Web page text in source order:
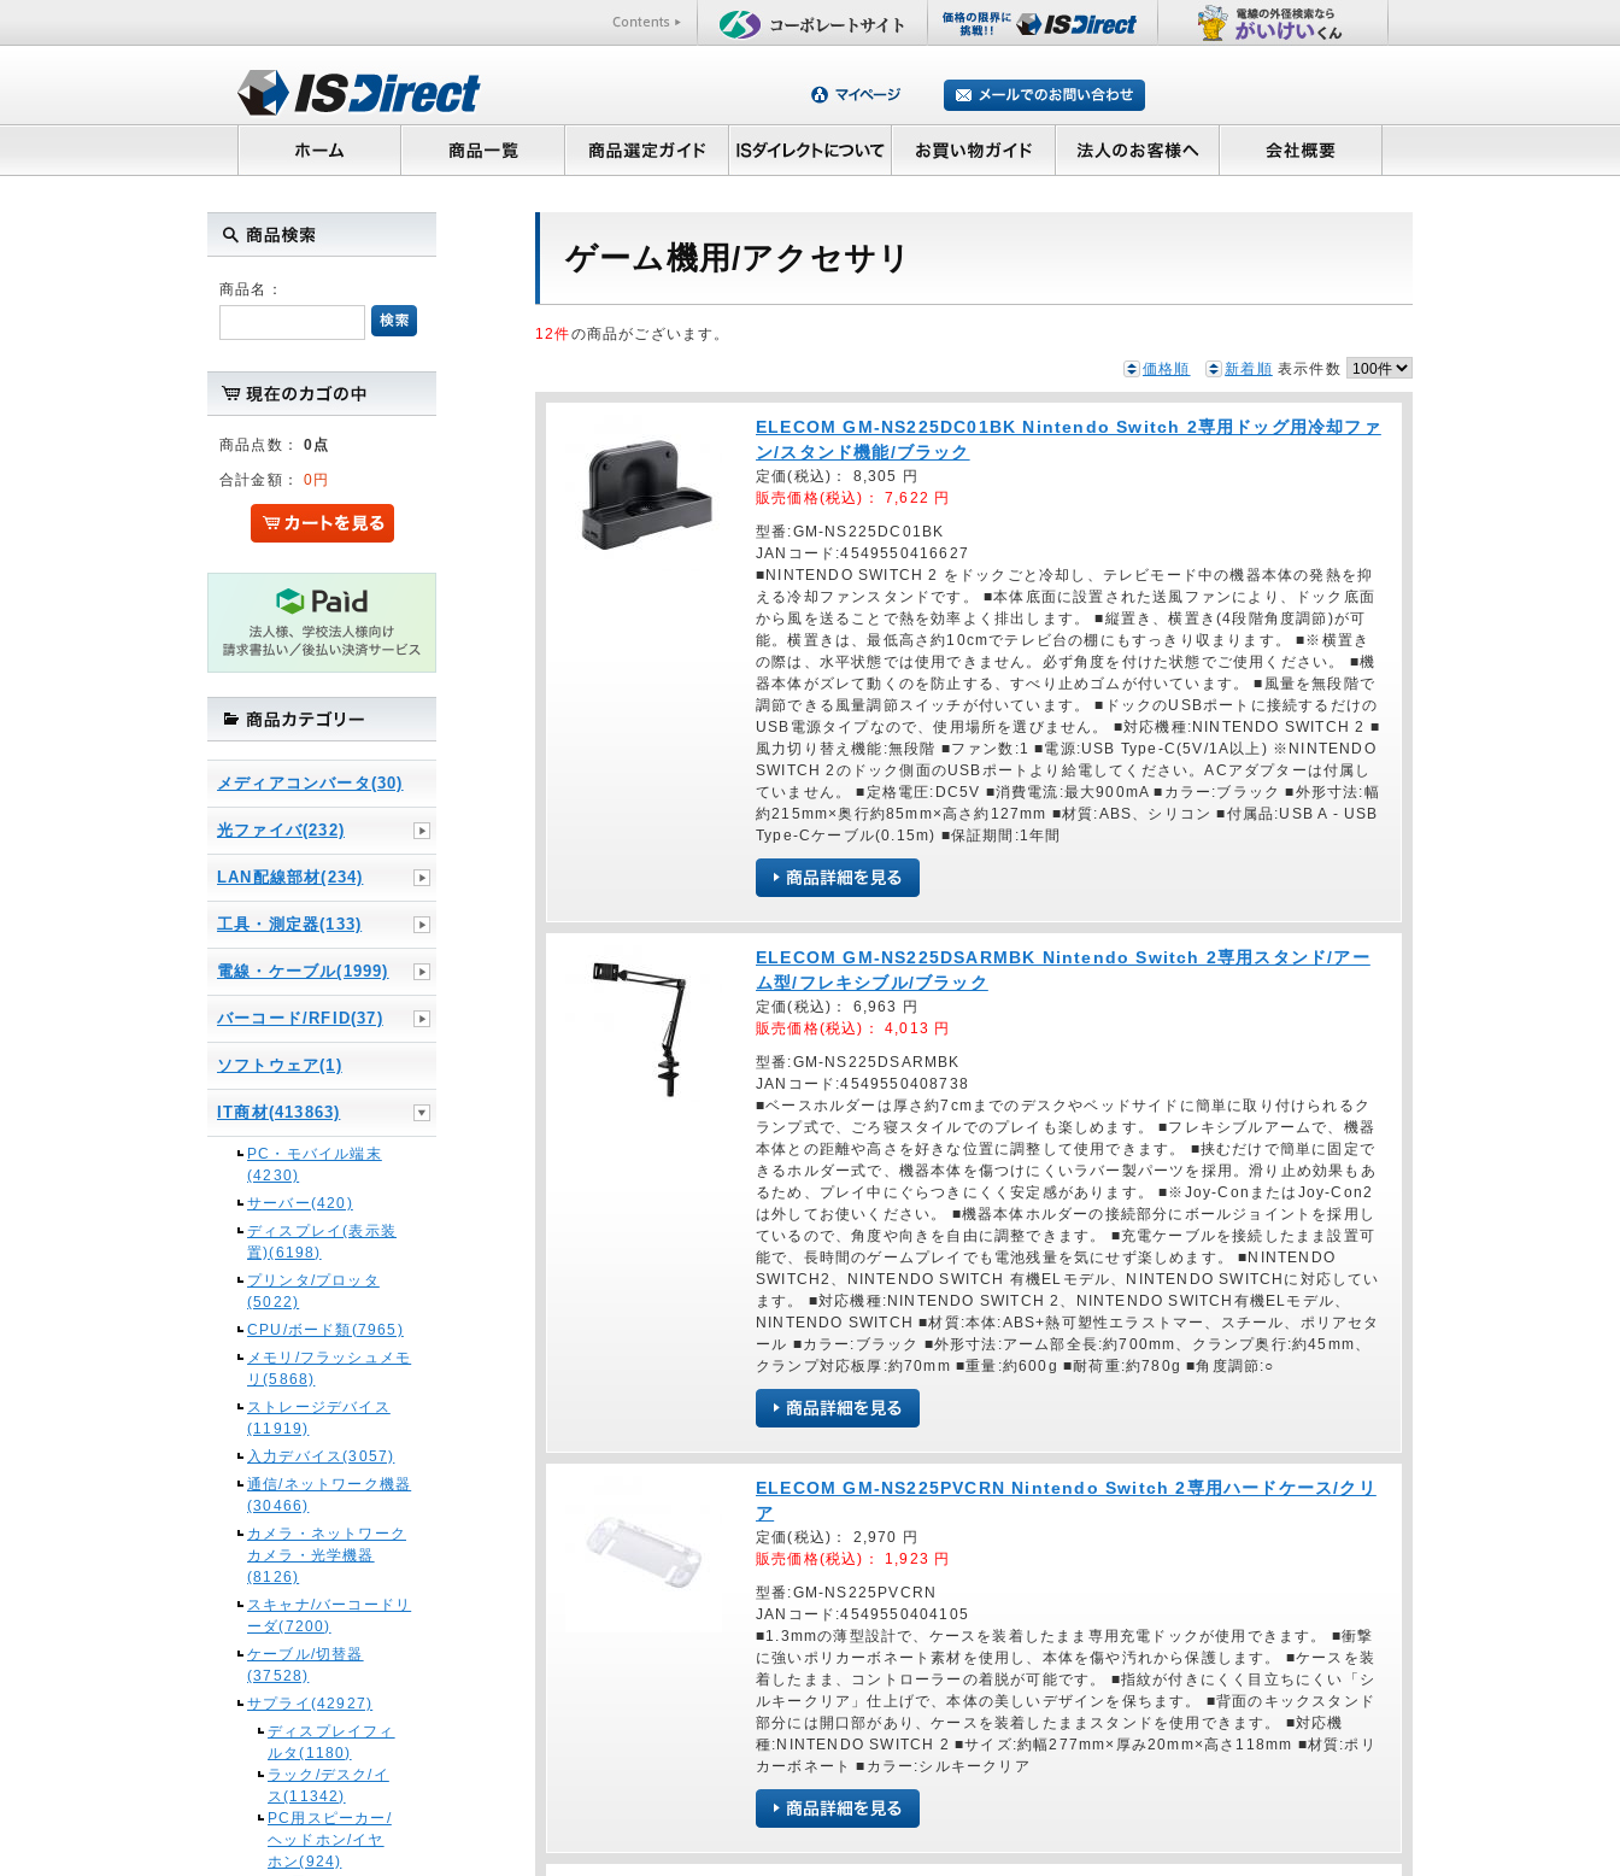
商品名：
商品点数：0点
合計金額：0円
メディアコンバータ(30)
光ファイバ(232)
LAN配線部材(234)
工具・測定器(133)
電線・ケーブル(1999)
バーコード/RFID(37)
ソフトウェア(1)
IT商材(413863)
PC・モバイル端末
(4230)
サーバー(420)
ディスプレイ(表示装
置)(6198)
プリンタ/プロッタ
(5022)
CPU/ボード類(7965)
メモリ/フラッシュメモ
リ(5868)
ストレージデバイス
(11919)
入力デバイス(3057)
通信/ネットワーク機器
(30466)
カメラ・ネットワーク
カメラ・光学機器
(8126)
スキャナ/バーコードリ
ーダ(7200)
ケーブル/切替器
(37528)
サプライ(42927)
ディスプレイフィ
ルタ(1180)
ラック/デスク/イ
ス(11342)
PC用スピーカー/
ヘッドホン/イヤ
ホン(924)
ゲーム機用/アクセサリ
12件の商品がございます。
価格順 新着順 表示件数
ELECOM GM-NS225DC01BK Nintendo Switch 2専用ドッグ用冷却ファ
ン/スタンド機能/ブラック
定価(税込)： 8,305
円
販売価格(税込)： 7,622 円
型番:GM-NS225DC01BK
JANコード:4549550416627
■NINTENDO SWITCH 2 をドックごと冷却し、テレビモード中の機器本体の発熱を抑
える冷却ファンスタンドです。 ■本体底面に設置された送風ファンにより、ドック底面
から風を送ることで熱を効率よく排出します。 ■縦置き、横置き(4段階角度調節)が可
能。横置きは、最低高さ約10cmでテレビ台の棚にもすっきり収まります。 ■※横置き
の際は、水平状態では使用できません。必ず角度を付けた状態でご使用ください。 ■機
器本体がズレて動くのを防止する、すべり止めゴムが付いています。 ■風量を無段階で
調節できる風量調節スイッチが付いています。 ■ドックのUSBポートに接続するだけの
USB電源タイプなので、使用場所を選びません。 ■対応機種:NINTENDO SWITCH 2 ■
風力切り替え機能:無段階 ■ファン数:1 ■電源:USB Type-C(5V/1A以上) ※NINTENDO
SWITCH 2のドック側面のUSBポートより給電してください。ACアダプターは付属し
ていません。 ■定格電圧:DC5V ■消費電流:最大900mA ■カラー:ブラック ■外形寸法:幅
約215mm×奥行約85mm×高さ約127mm ■材質:ABS、シリコン ■付属品:USB A - USB
Type-Cケーブル(0.15m) ■保証期間:1年間
ELECOM GM-NS225DSARMBK Nintendo Switch 2専用スタンド/アー
ム型/フレキシブル/ブラック
定価(税込)： 6,963
円
販売価格(税込)： 4,013 円
型番:GM-NS225DSARMBK
JANコード:4549550408738
■ベースホルダーは厚さ約7cmまでのデスクやベッドサイドに簡単に取り付けられるク
ランプ式で、ごろ寝スタイルでのプレイも楽しめます。 ■フレキシブルアームで、機器
本体との距離や高さを好きな位置に調整して使用できます。 ■挟むだけで簡単に固定で
きるホルダー式で、機器本体を傷つけにくいラバー製パーツを採用。滑り止め効果もあ
るため、プレイ中にぐらつきにくく安定感があります。 ■※Joy-ConまたはJoy-Con2
は外してお使いください。 ■機器本体ホルダーの接続部分にボールジョイントを採用し
ているので、角度や向きを自由に調整できます。 ■充電ケーブルを接続したまま設置可
能で、長時間のゲームプレイでも電池残量を気にせず楽しめます。 ■NINTENDO
SWITCH2、NINTENDO SWITCH 有機ELモデル、NINTENDO SWITCHに対応してい
ます。 ■対応機種:NINTENDO SWITCH 2、NINTENDO SWITCH有機ELモデル、
NINTENDO SWITCH ■材質:本体:ABS+熱可塑性エラストマー、スチール、ポリアセタ
ール ■カラー:ブラック ■外形寸法:アーム部全長:約700mm、クランプ奥行:約45mm、
クランプ対応板厚:約70mm ■重量:約600g ■耐荷重:約780g ■角度調節:○
ELECOM GM-NS225PVCRN Nintendo Switch 2専用ハードケース/クリ
ア
定価(税込)： 2,970 円
販売価格(税込)： 1,923 円
型番:GM-NS225PVCRN
JANコード:4549550404105
■1.3mmの薄型設計で、ケースを装着したまま専用充電ドックが使用できます。 ■衝撃
に強いポリカーボネート素材を使用し、本体を傷や汚れから保護します。 ■ケースを装
着したまま、コントローラーの着脱が可能です。 ■指紋が付きにくく目立ちにくい「シ
ルキークリア」仕上げで、本体の美しいデザインを保ちます。 ■背面のキックスタンド
部分には開口部があり、ケースを装着したままスタンドを使用できます。 ■対応機
種:NINTENDO SWITCH 2 ■サイズ:約幅277mm×厚み20mm×高さ118mm ■材質:ポリ
カーボネート ■カラー:シルキークリア